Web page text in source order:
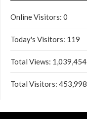
Online Visitors: 0
Today's Visitors: 119
Total Views: 1,039,454
Total Visitors: 453,998